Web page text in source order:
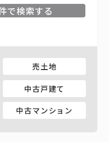
で検索する
売土地
中古戸建て
中古マンション